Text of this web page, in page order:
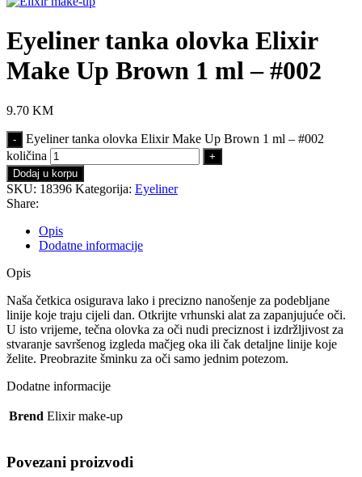
Eyeliner tanka olovka Elixir
Make Up Brown 1 ml – #002
9.70 KM
Eyeliner tanka olovka Elixir Make Up Brown 1 ml – #002
količina
Dodaj u korpu
SKU: 18396 Kategorija: Eyeliner
Share:
Opis
Dodatne informacije
Opis
Naša četkica osigurava lako i precizno nanošenje za podebljane
linije koje traju cijeli dan. Otkrijte vrhunski alat za zapanjujuće oči.
U isto vrijeme, tečna olovka za oči nudi preciznost i izdržljivost za
stvaranje savršenog izgleda mačjeg oka ili čak detaljne linije koje
želite. Preobrazite šminku za oči samo jednim potezom.
Dodatne informacije
Brend Elixir make-up
Povezani proizvodi